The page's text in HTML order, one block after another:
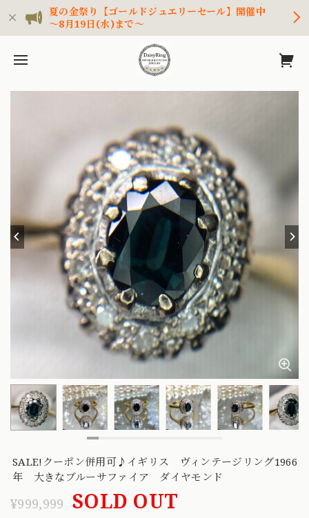
夏の金祭り【ゴールドジュエリーセール】開催中
～8月19日(水)まで～
SALE!クーポン併用可♪イギリス ヴィンテージリング1966
年 大きなブルーサファイア ダイヤモンド
¥999,999 SOLD OUT